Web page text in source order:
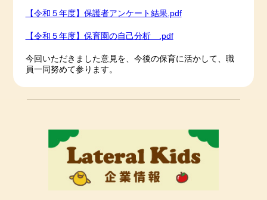
【令和５年度】保護者アンケート結果.pdf
【令和５年度】保育園の自己分析 .pdf
今回いただきました意見を、今後の保育に活かして、職
員一同努めて参ります。